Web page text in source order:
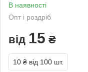
В наявності
Опт і роздріб
від 15 ₴
10 ₴ від 100 шт.